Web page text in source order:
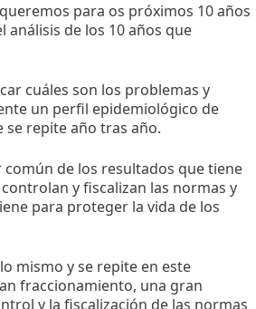
queremos para os próximos 10 años
análisis de los 10 años que
cuáles son los problemas y
un perfil epidemiológico de
se repite año tras año.
de los resultados que tiene
y fiscalizan las normas y
para proteger la vida de los
mismo y se repite en este
fraccionamiento, una gran
y la fiscalización de las normas